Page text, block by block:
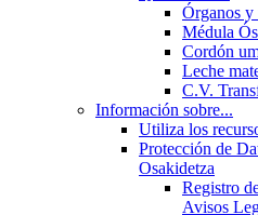
Órganos y
Médula
Cordón
Leche
C.V.
Información sobre...
Utiliza los
Protección de
Osakidetza
Registro
Avisos